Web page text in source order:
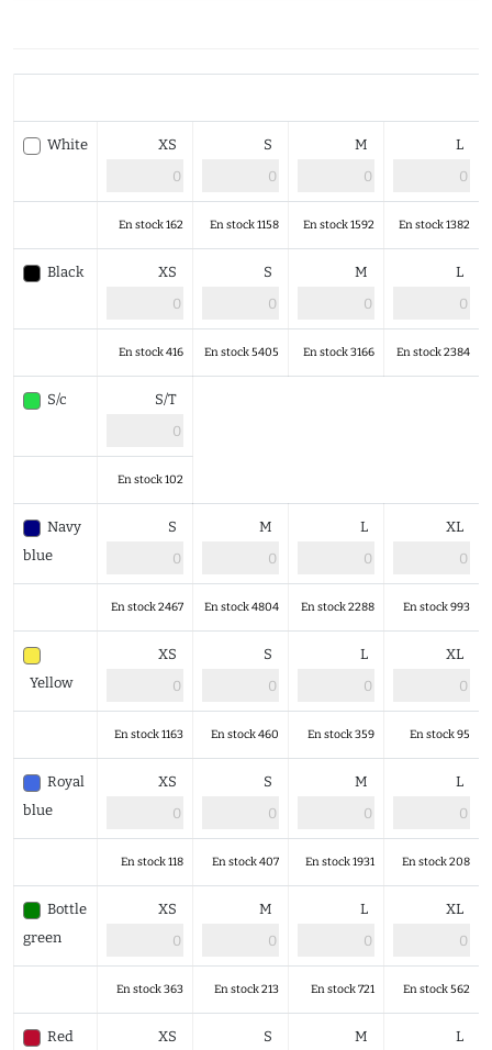
White XS S M L
En stock 162 En stock 1158 En stock 1592 En stock 1382
Black XS S M L
En stock 416 En stock 5405 En stock 3166 En stock 2384
S/c S/T
En stock 102
Navy
blue
S M L XL
En stock 2467 En stock 4804 En stock 2288 En stock 993
Yellow
XS S L XL
En stock 1163 En stock 460 En stock 359 En stock 95
Royal
blue
XS S M L
En stock 118 En stock 407 En stock 1931 En stock 208
Bottle
green
XS M L XL
En stock 363 En stock 213 En stock 721 En stock 562
Red XS S M L